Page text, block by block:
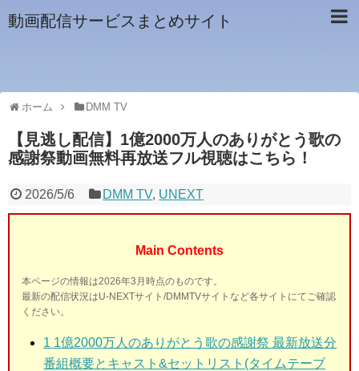
動画配信サービスまとめサイト
ホーム DMM TV
【見逃し配信】1億2000万人のありがとう歌の
感謝祭動画無料再放送フル視聴はこちら！
2026/5/6 DMM TV, UNEXT
Main Contents
本ページの情報は2026年3月時点のものです。
最新の配信状況はU-NEXTサイト/DMMTVサイトなど各サイトにてご確認
ください。
1 1億2000万人のありがとう歌の感謝祭 最新放送分
番組概要とキャスト&セットリスト(タイムテーブ